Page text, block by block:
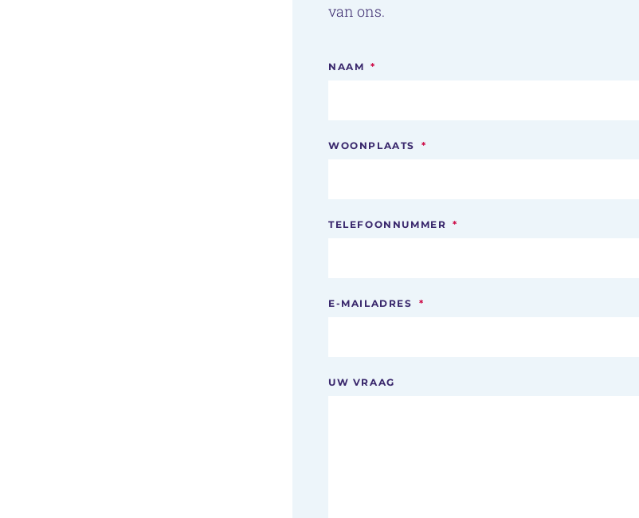
van ons.
NAAM *
WOONPLAATS *
TELEFOONNUMMER *
E-MAILADRES *
UW VRAAG